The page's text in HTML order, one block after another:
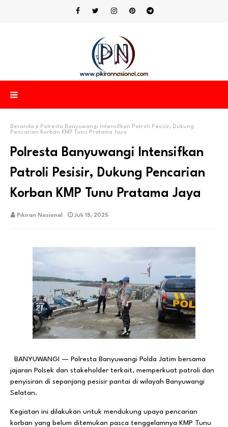
Beranda
Polresta Banyuwangi Intensifkan Patroli Pesisir, Dukung
Pencarian Korban KMP Tunu Pratama Jaya
Polresta Banyuwangi Intensifkan
Patroli Pesisir, Dukung Pencarian
Korban KMP Tunu Pratama Jaya
Pikiran Nasional Juli 15, 2025
BANYUWANGI — Polresta Banyuwangi Polda Jatim bersama
jajaran Polsek dan stakeholder terkait, memperkuat patroli dan
penyisiran di sepanjang pesisir pantai di wilayah Banyuwangi
Selatan.
Kegiatan ini dilakukan untuk mendukung upaya pencarian
korban yang belum ditemukan pasca tenggelamnya KMP Tunu